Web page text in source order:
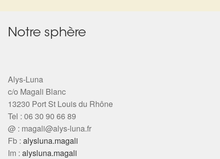
Notre sphère
Alys-Luna
c/o Magali Blanc
13230 Port St Louis du Rhône
Tel : 06 30 90 66 89
@ : magali@alys-luna.fr
Fb : alysluna.magali
Im : alysluna.magali